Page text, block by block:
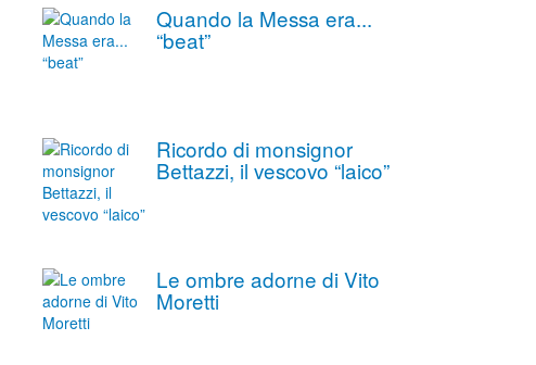
Quando la Messa era...
“beat”
Ricordo di monsignor
Bettazzi, il vescovo “laico”
Le ombre adorne di Vito
Moretti